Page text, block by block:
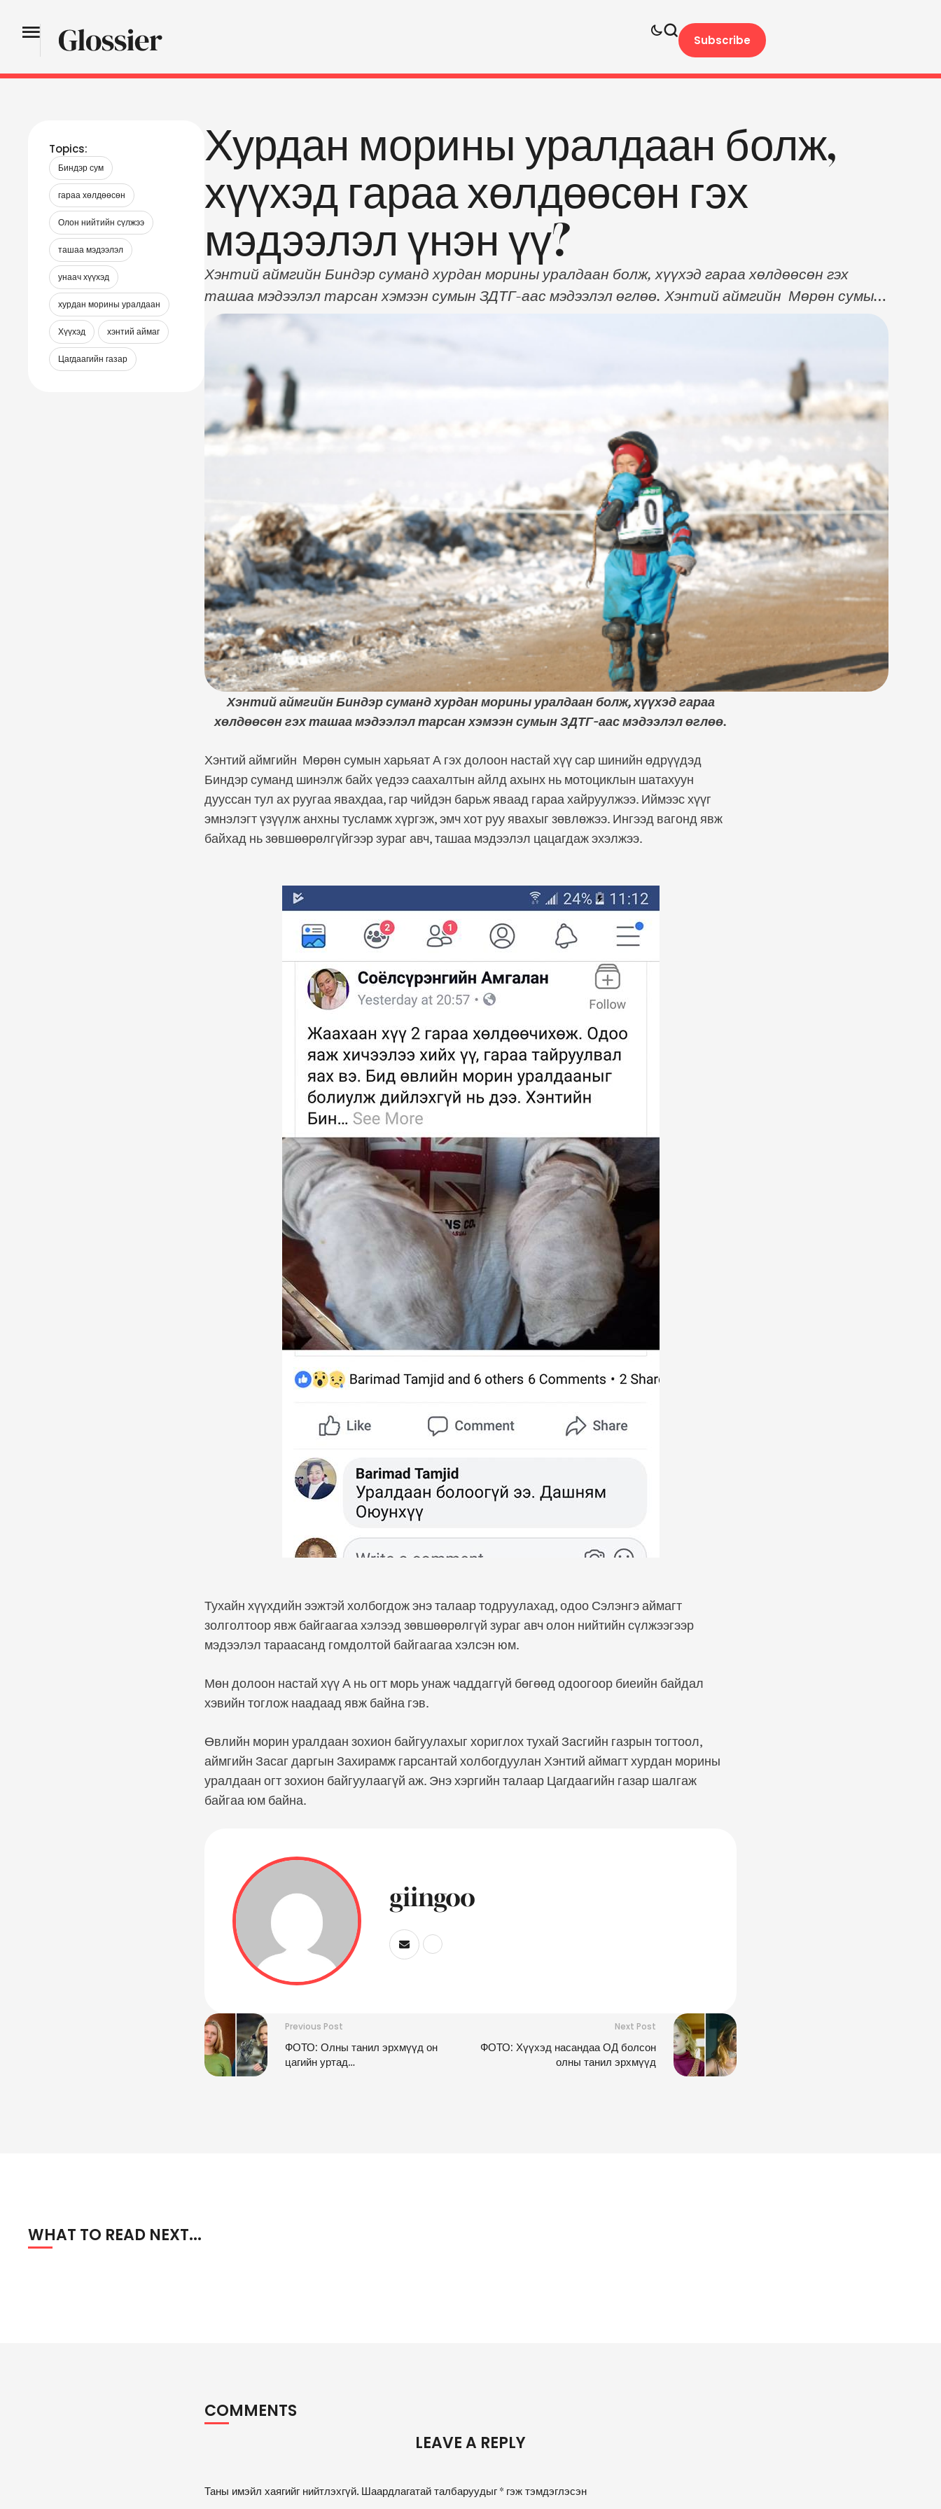
Subscribe
Topics:
Биндэр сум
гараа хөлдөөсөн
Олон нийтийн сүлжээ
ташаа мэдээлэл
унаач хүүхэд
хурдан морины уралдаан
Хүүхэд хэнтий аймаг
Цагдаагийн газар
Хурдан морины уралдаан болж,
хүүхэд гараа хөлдөөсөн гэх
мэдээлэл үнэн үү?
Хэнтий аймгийн Биндэр суманд хурдан морины уралдаан болж, хүүхэд гараа хөлдөөсөн гэх
ташаа мэдээлэл тарсан хэмээн сумын ЗДТГ-аас мэдээлэл өглөө. Хэнтий аймгийн Мөрөн сумын
харьяат А гэх долоон настай хүү сар шинийн өдрүүдэд Биндэр суманд шинэлж байх үедээ
барьж яваад гараа хайруулжээ. …
Хэнтий аймгийн Биндэр суманд хурдан морины уралдаан болж, хүүхэд гараа
хөлдөөсөн гэх ташаа мэдээлэл тарсан хэмээн сумын ЗДТГ-аас мэдээлэл өглөө.
Хэнтий аймгийн Мөрөн сумын харьяат А гэх долоон настай хүү сар шинийн өдрүүдэд
Биндэр суманд шинэлж байх үедээ саахалтын айлд ахынх нь мотоциклын шатахуун
дууссан тул ах руугаа явахдаа, гар чийдэн барьж яваад гараа хайруулжээ. Иймээс хүүг
эмнэлэгт үзүүлж анхны тусламж хүргэж, эмч хот руу явахыг зөвлөжээ. Ингээд вагонд явж
байхад нь зөвшөөрөлгүйгээр зураг авч, ташаа мэдээлэл цацагдаж эхэлжээ.
Тухайн хүүхдийн ээжтэй холбогдож энэ талаар тодруулахад, одоо Сэлэнгэ аймагт
золголтоор явж байгаагаа хэлээд зөвшөөрөлгүй зураг авч олон нийтийн сүлжээгээр
мэдээлэл тараасанд гомдолтой байгаагаа хэлсэн юм.
Мөн долоон настай хүү А нь огт морь унаж чаддаггүй бөгөөд одоогоор биеийн байдал
хэвийн тоглож наадаад явж байна гэв.
Өвлийн морин уралдаан зохион байгуулахыг хориглох тухай Засгийн газрын тогтоол,
аймгийн Засаг даргын Захирамж гарсантай холбогдуулан Хэнтий аймагт хурдан морины
уралдаан огт зохион байгуулаагүй аж. Энэ хэргийн талаар Цагдаагийн газар шалгаж
байгаа юм байна.
giingoo
Previous Post
ФОТО: Олны танил эрхмүүд он
цагийн уртад…
Next Post
ФОТО: Хүүхэд насандаа ОД болсон
олны танил эрхмүүд
WHAT TO READ NEXT...
COMMENTS
LEAVE A REPLY
Таны имэйл хаягийг нийтлэхгүй. Шаардлагатай талбаруудыг * гэж тэмдэглэсэн
A